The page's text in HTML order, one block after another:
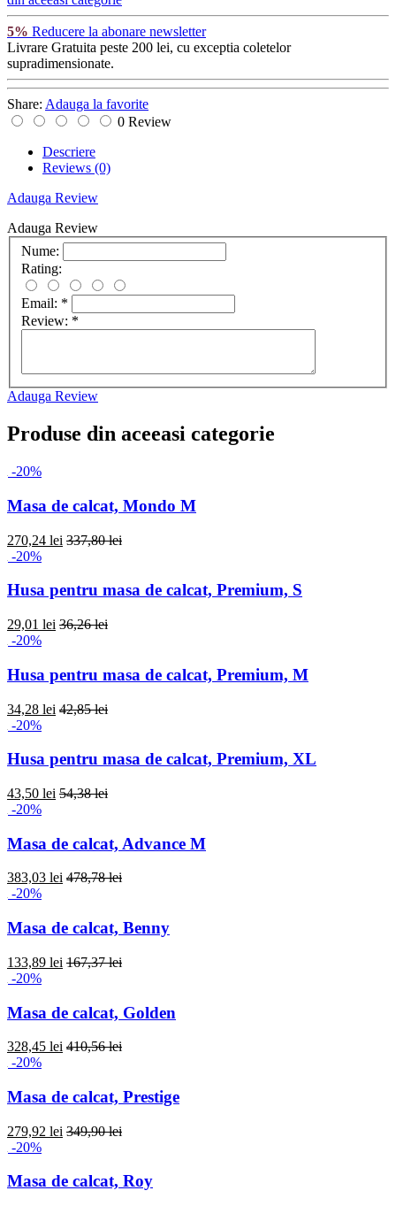
5% Reducere la abonare newsletter
Livrare Gratuita peste 200 lei, cu exceptia coletelor
supradimensionate.
Share: Adauga la favorite
0 Review
Descriere
Reviews (0)
Adauga Review
Adauga Review
Nume:
Rating:
Email: *
Review: *
Adauga Review
Produse din aceeasi categorie
-20%
Masa de calcat, Mondo M
270,24 lei 337,80 lei
-20%
Husa pentru masa de calcat, Premium, S
29,01 lei 36,26 lei
-20%
Husa pentru masa de calcat, Premium, M
34,28 lei 42,85 lei
-20%
Husa pentru masa de calcat, Premium, XL
43,50 lei 54,38 lei
-20%
Masa de calcat, Advance M
383,03 lei 478,78 lei
-20%
Masa de calcat, Benny
133,89 lei 167,37 lei
-20%
Masa de calcat, Golden
328,45 lei 410,56 lei
-20%
Masa de calcat, Prestige
279,92 lei 349,90 lei
-20%
Masa de calcat, Roy